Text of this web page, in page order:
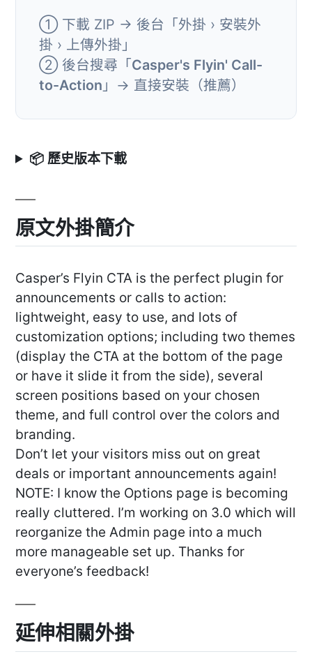
① 下載 ZIP → 後台「外掛 › 安裝外
掛 › 上傳外掛」
② 後台搜尋「Casper's Flyin' Call-
to-Action 」→ 直接安裝（推薦）
📦 歷史版本下載
原文外掛簡介
Casper’s Flyin CTA is the perfect plugin for
announcements or calls to action:
lightweight, easy to use, and lots of
customization options; including two themes
(display the CTA at the bottom of the page
or have it slide it from the side), several
screen positions based on your chosen
theme, and full control over the colors and
branding.
Don’t let your visitors miss out on great
deals or important announcements again!
NOTE: I know the Options page is becoming
really cluttered. I’m working on 3.0 which will
reorganize the Admin page into a much
more manageable set up. Thanks for
everyone’s feedback!
延伸相關外掛